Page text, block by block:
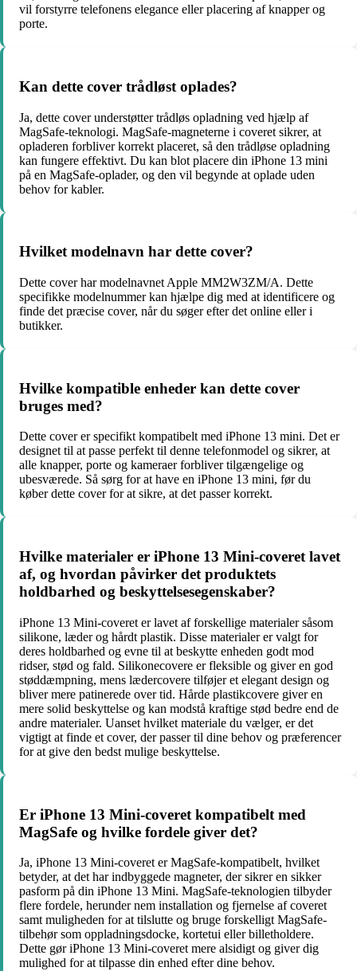
vil forstyrre telefonens elegance eller placering af knapper og
porte.
Kan dette cover trådløst oplades?
Ja, dette cover understøtter trådløs opladning ved hjælp af
MagSafe-teknologi. MagSafe-magneterne i coveret sikrer, at
opladeren forbliver korrekt placeret, så den trådløse opladning
kan fungere effektivt. Du kan blot placere din iPhone 13 mini
på en MagSafe-oplader, og den vil begynde at oplade uden
behov for kabler.
Hvilket modelnavn har dette cover?
Dette cover har modelnavnet Apple MM2W3ZM/A. Dette
specifikke modelnummer kan hjælpe dig med at identificere og
finde det præcise cover, når du søger efter det online eller i
butikker.
Hvilke kompatible enheder kan dette cover
bruges med?
Dette cover er specifikt kompatibelt med iPhone 13 mini. Det er
designet til at passe perfekt til denne telefonmodel og sikrer, at
alle knapper, porte og kameraer forbliver tilgængelige og
ubesværede. Så sørg for at have en iPhone 13 mini, før du
køber dette cover for at sikre, at det passer korrekt.
Hvilke materialer er iPhone 13 Mini-coveret lavet
af, og hvordan påvirker det produktets
holdbarhed og beskyttelsesegenskaber?
iPhone 13 Mini-coveret er lavet af forskellige materialer såsom
silikone, læder og hårdt plastik. Disse materialer er valgt for
deres holdbarhed og evne til at beskytte enheden godt mod
ridser, stød og fald. Silikonecovere er fleksible og giver en god
støddæmpning, mens lædercovere tilføjer et elegant design og
bliver mere patinerede over tid. Hårde plastikcovere giver en
mere solid beskyttelse og kan modstå kraftige stød bedre end de
andre materialer. Uanset hvilket materiale du vælger, er det
vigtigt at finde et cover, der passer til dine behov og præferencer
for at give den bedst mulige beskyttelse.
Er iPhone 13 Mini-coveret kompatibelt med
MagSafe og hvilke fordele giver det?
Ja, iPhone 13 Mini-coveret er MagSafe-kompatibelt, hvilket
betyder, at det har indbyggede magneter, der sikrer en sikker
pasform på din iPhone 13 Mini. MagSafe-teknologien tilbyder
flere fordele, herunder nem installation og fjernelse af coveret
samt muligheden for at tilslutte og bruge forskelligt MagSafe-
tilbehør som oppladningsdocke, kortetui eller billetholdere.
Dette gør iPhone 13 Mini-coveret mere alsidigt og giver dig
mulighed for at tilpasse din enhed efter dine behov.